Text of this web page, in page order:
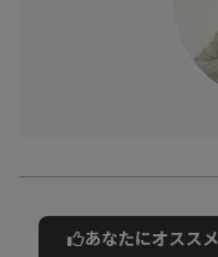
本動画のポイントを
然と舞い降りてきま
あなたにオスス